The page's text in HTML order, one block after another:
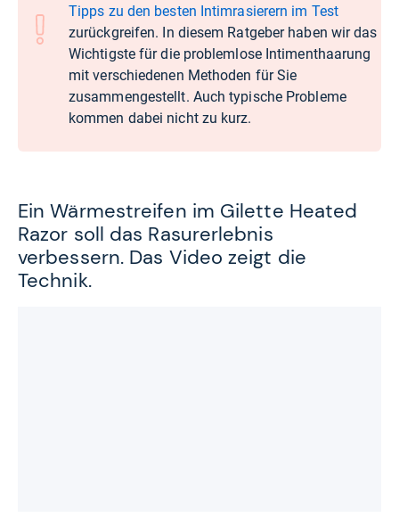
Tipps zu den besten Intimrasierern im Test
zurückgreifen. In diesem Ratgeber haben wir das
Wichtigste für die problemlose Intimenthaarung
mit verschiedenen Methoden für Sie
zusammengestellt. Auch typische Probleme
kommen dabei nicht zu kurz.
Ein Wärmestreifen im Gilette Heated
Razor soll das Rasurerlebnis
verbessern. Das Video zeigt die
Technik.